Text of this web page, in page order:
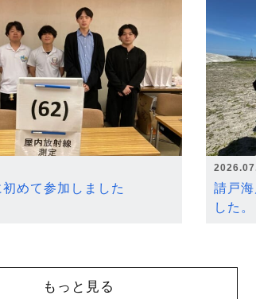
めて参加しました
請戸
した。
もっと見る